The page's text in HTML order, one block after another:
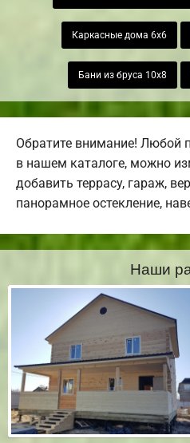
Каркасные дома 6х6
Бани из бруса 10х8
Обратите внимание! Любой
в нашем каталоге, можно
добавить террасу, гараж,
панорамное остекление,
Наши